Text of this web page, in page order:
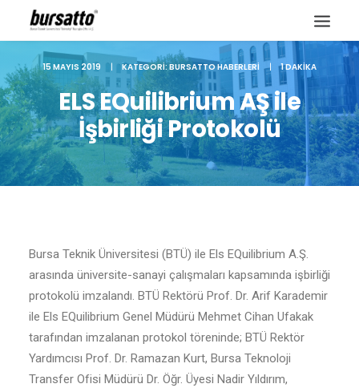
Site içi arama
15 MAYIS 2019 | KATEGORI:BURSATTO HABERLERI | 1 DAKIKA
ELS EQuilibrium AŞ ile
İşbirliği Protokolü
Bursa Teknik Üniversitesi (BTÜ) ile Els EQuilibrium A.Ş.
arasında üniversite-sanayi çalışmaları kapsamında işbirliği
protokolü imzalandı. BTÜ Rektörü Prof. Dr. Arif Karademir
ile Els EQuilibrium Genel Müdürü Mehmet Cihan Ufakak
tarafından imzalanan protokol töreninde; BTÜ Rektör
Yardımcısı Prof. Dr. Ramazan Kurt, Bursa Teknoloji
Transfer Ofisi Müdürü Dr. Öğr. Üyesi Nadir Yıldırım,